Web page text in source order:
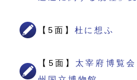
【5面】 杜に想ふ
【5面】 太宰府博覧